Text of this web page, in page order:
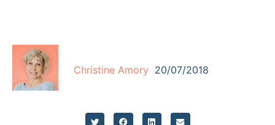
Christine Amory 20/07/2018